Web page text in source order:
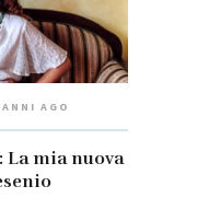
ANNI AGO
La mia nuova